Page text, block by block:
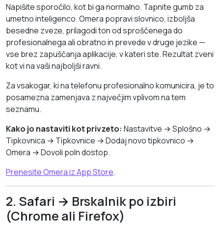
Napišite sporočilo, kot bi ga normalno. Tapnite gumb za
umetno inteligenco. Omera popravi slovnico, izboljša
besedne zveze, prilagodi ton od sproščenega do
profesionalnega ali obratno in prevede v druge jezike —
vse brez zapuščanja aplikacije, v kateri ste. Rezultat zveni
kot vi na vaši najboljši ravni.
Za vsakogar, ki na telefonu profesionalno komunicira, je to
posamezna zamenjava z največjim vplivom na tem
seznamu.
Kako jo nastaviti kot privzeto: Nastavitve → Splošno →
Tipkovnica → Tipkovnice → Dodaj novo tipkovnico →
Omera → Dovoli poln dostop.
Prenesite Omera iz App Store.
2. Safari → Brskalnik po izbiri
(Chrome ali Firefox)